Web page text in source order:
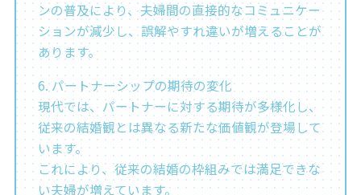
ンの普及により、夫婦間の直接的なコミュニケー
ションが減少し、誤解やすれ違いが増えることが
あります。
6. パートナーシップの期待の変化
現代では、パートナーに対する期待が多様化し、
従来の結婚観とは異なる新たな価値観が登場して
います。
これにより、従来の結婚の枠組みでは満足できな
い夫婦が増えています。